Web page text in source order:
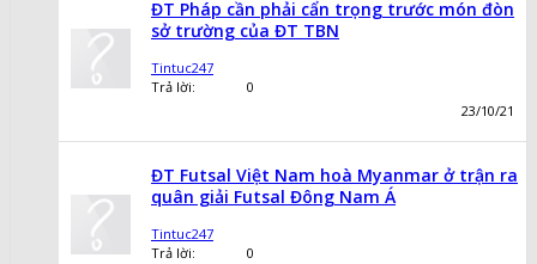
ĐT Pháp cần phải cẩn trọng trước món đòn
sở trường của ĐT TBN
Tintuc247
Trả lời:
0
23/10/21
ĐT Futsal Việt Nam hoà Myanmar ở trận ra
quân giải Futsal Đông Nam Á
Tintuc247
Trả lời:
0